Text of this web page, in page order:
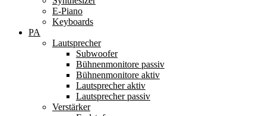
E-Piano
Keyboards
PA
Lautsprecher
Subwoofer
Bühnenmonitore passiv
Bühnenmonitore aktiv
Lautsprecher aktiv
Lautsprecher passiv
Verstärker